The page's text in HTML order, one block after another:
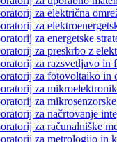
za električna
za
za energetske
za preskrbo z
za razsvetljavo in
za fotovoltaiko in
za
za
za načrtovanje
za računalniške
za metrologijo in